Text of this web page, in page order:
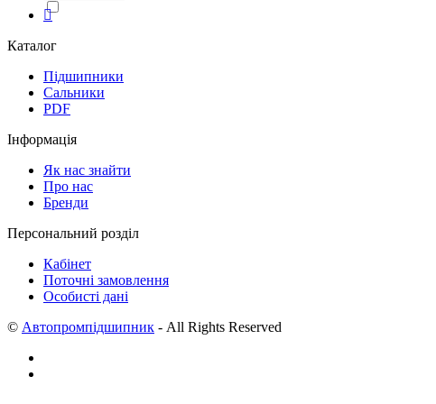
Каталог
Підшипники
Сальники
PDF
Інформація
Як нас знайти
Про нас
Бренди
Персональний розділ
Кабінет
Поточні замовлення
Особисті дані
© Автопромпідшипник - All Rights Reserved